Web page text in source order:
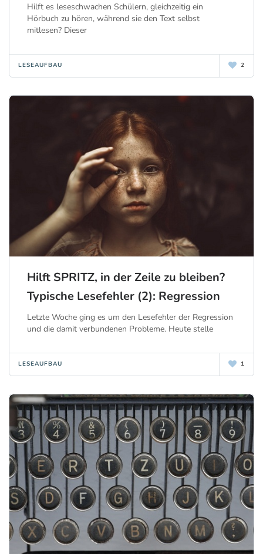
Hilft es leseschwachen Schülern, gleichzeitig ein
Hörbuch zu hören, während sie den Text selbst
mitlesen? Dieser
LESEAUFBAU 2
Hilft SPRITZ, in der Zeile zu bleiben?
Typische Lesefehler (2): Regression
Letzte Woche ging es um den Lesefehler der Regression
und die damit verbundenen Probleme. Heute stelle
LESEAUFBAU 1